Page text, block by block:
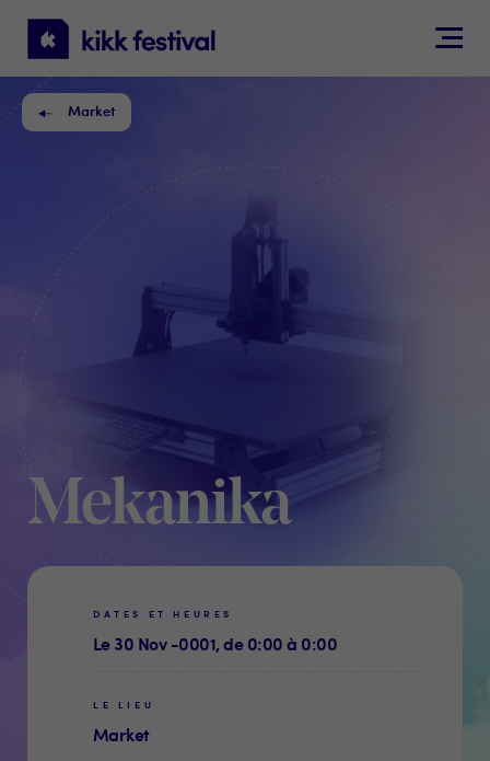
KIKK
Festival
Market
Mekanika
DATES ET HEURES
Le 30 Nov -0001, de 0:00 à 0:00
LE LIEU
Market